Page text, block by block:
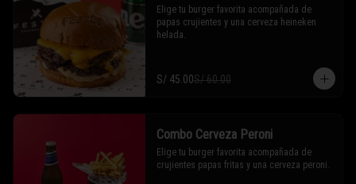
Elige tu burger favorita acompañada de
papas crujientes y una cerveza heineken
helada.
S/ 45.00S/ 60.00
Combo Cerveza Peroni
Elige tu burger favorita acompañada de
crujientes papas fritas y una cerveza peroni.